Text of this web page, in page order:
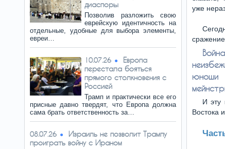
диаспоры
Позволив разложить свою
еврейскую идентичность на
отдельные, удобные для выбора элементы,
евреи…
10.07.26
Европа
перестала бояться
прямого столкновения с
Россией
Трамп и практически все его
присные давно твердят, что Европа должна
сама брать ответственность за…
08.07.26
Израиль не позволит Трампу
проиграть войну с Ираном
уже
юноши
И эту
Востока